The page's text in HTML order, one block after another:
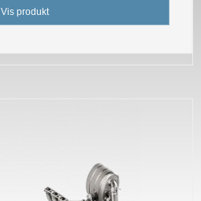
Vis produkt